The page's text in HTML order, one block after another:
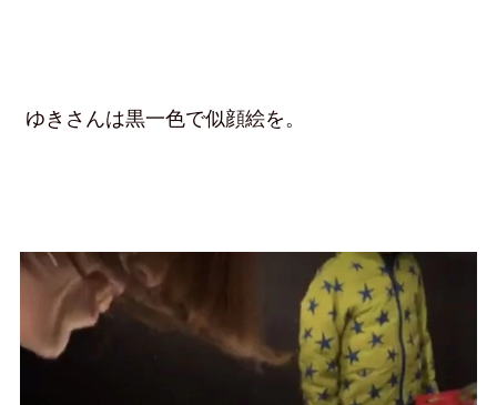
ゆきさんは黒一色で似顔絵を。